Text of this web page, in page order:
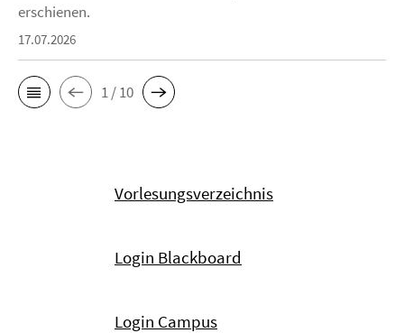
erschienen.
17.07.2026
1 / 10
Vorlesungsverzeichnis
Login Blackboard
Login Campus